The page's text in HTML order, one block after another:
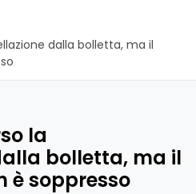
dalla bolletta, ma il
la
bolletta, ma il
è soppresso